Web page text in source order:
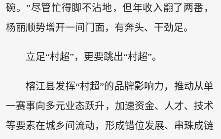
碗。”尽管忙得脚不沾地，但年收入翻了两番，
杨丽顺势增开一间门面，有奔头、干劲足。
立足“村超”，更要跳出“村超”。
榕江县发挥“村超”的品牌影响力，推动从单
一赛事向多元业态跃升，加速资金、人才、技术
等要素在城乡间流动，形成错位发展、串珠成链